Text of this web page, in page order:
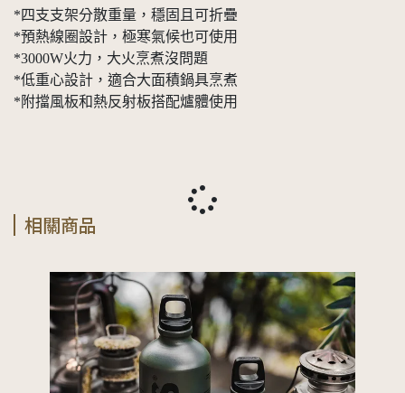
*四支支架分散重量，穩固且可折疊
*預熱線圈設計，極寒氣候也可使用
*3000W火力，大火烹煮沒問題
*低重心設計，適合大面積鍋具烹煮
*附擋風板和熱反射板搭配爐體使用
相關商品